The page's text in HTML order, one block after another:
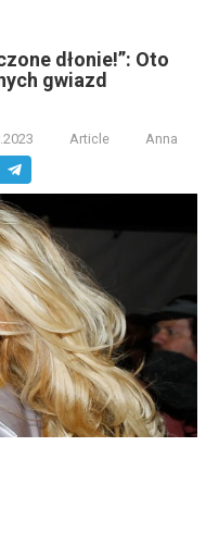
dłonie!”: Oto
gwiazd
Article Anna